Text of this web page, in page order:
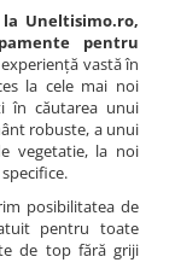
Uneltisimo.ro,
pentru
vastă în
la cele mai noi
în căutarea unui
robuste, a unui
vegetatie, la noi
posibilitatea de
pentru toate
de top fără griji